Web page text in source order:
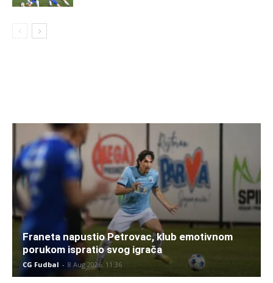
Franeta napustio Petrovac, klub emotivnom
porukom ispratio svog igrača
CG Fudbal - 8 Aug 2026. 11:36